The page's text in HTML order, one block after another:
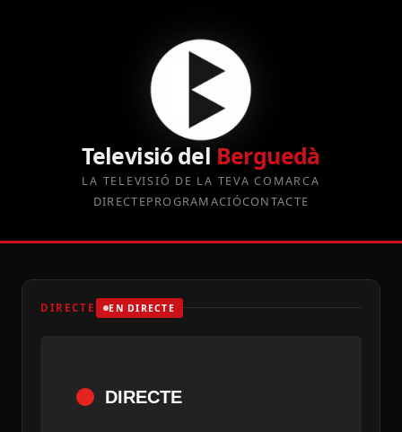
Televisió del Berguedà
LA TELEVISIÓ DE LA TEVA COMARCA
DIRECTEPROGRAMACIÓCONTACTE
DIRECTE EN DIRECTE
DIRECTE